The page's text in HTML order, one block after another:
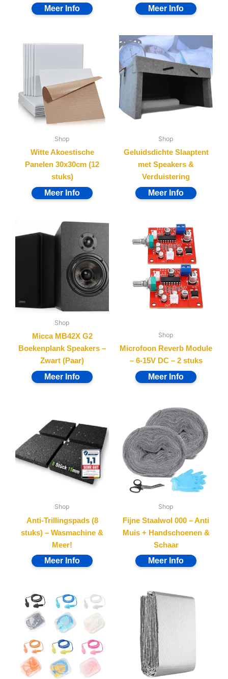
Shop
Witte Akoestische
Panelen 30x30cm (12
stuks)
Shop
Geluidsdichte Slaaptent
met Speakers &
Verduistering
Shop
Micca MB42X G2
Boekenplank Speakers –
Zwart (Paar)
Shop
Microfoon Reverb Module
– 6-15V DC – 2 stuks
Shop
Anti-Trillingspads (8
stuks) – Wasmachine &
Meer!
Shop
Fijne Staalwol 000 – Anti
Muis + Handschoenen &
Schaar